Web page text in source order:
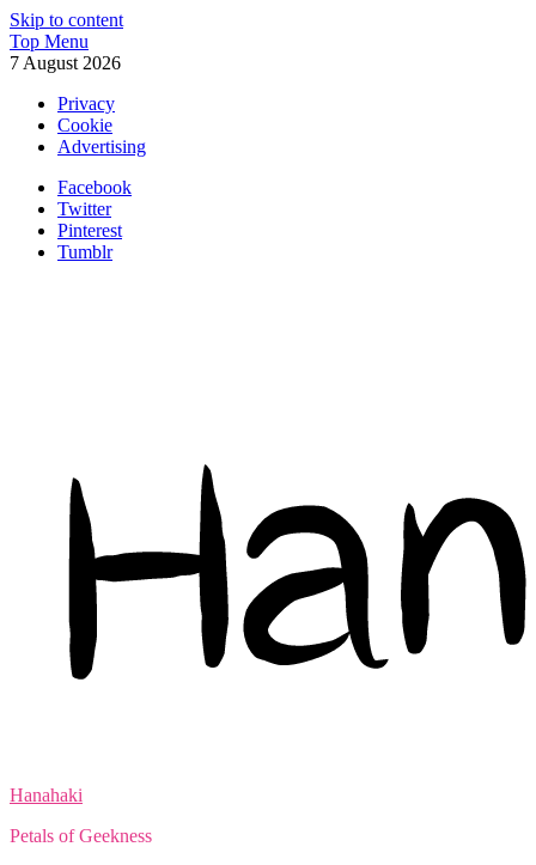
Skip to content
Top Menu
7 August 2026
Privacy
Cookie
Advertising
Facebook
Twitter
Pinterest
Tumblr
Hanahaki
Petals of Geekness